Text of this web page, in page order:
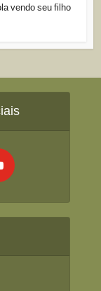
vendo seu filho